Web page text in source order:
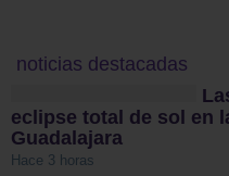
noticias destacadas
eclipse total de sol en
Guadalajara
Hace 3 horas